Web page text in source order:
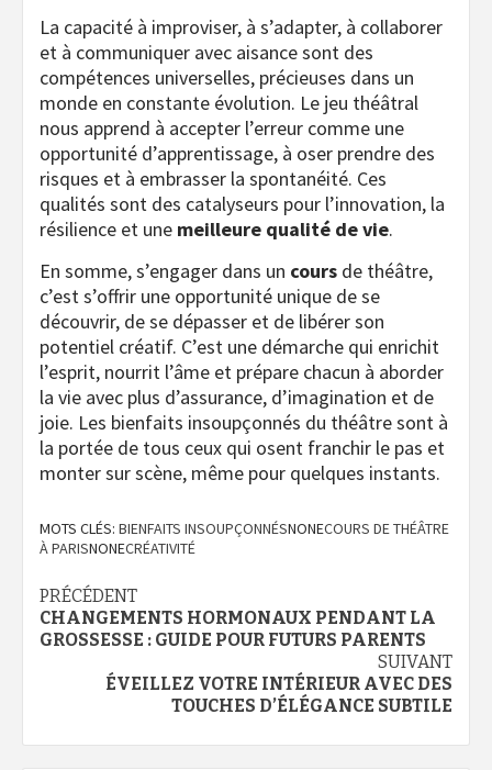
La capacité à improviser, à s’adapter, à collaborer
et à communiquer avec aisance sont des
compétences universelles, précieuses dans un
monde en constante évolution. Le jeu théâtral
nous apprend à accepter l’erreur comme une
opportunité d’apprentissage, à oser prendre des
risques et à embrasser la spontanéité. Ces
qualités sont des catalyseurs pour l’innovation, la
résilience et une meilleure qualité de vie.
En somme, s’engager dans un cours de théâtre,
c’est s’offrir une opportunité unique de se
découvrir, de se dépasser et de libérer son
potentiel créatif. C’est une démarche qui enrichit
l’esprit, nourrit l’âme et prépare chacun à aborder
la vie avec plus d’assurance, d’imagination et de
joie. Les bienfaits insoupçonnés du théâtre sont à
la portée de tous ceux qui osent franchir le pas et
monter sur scène, même pour quelques instants.
MOTS CLÉS: BIENFAITS INSOUPÇONNÉSNONECOURS DE THÉÂTRE
À PARISNONECRÉATIVITÉ
Navigation
d’article
PRÉCÉDENT
CHANGEMENTS HORMONAUX PENDANT LA
GROSSESSE : GUIDE POUR FUTURS PARENTS
SUIVANT
ÉVEILLEZ VOTRE INTÉRIEUR AVEC DES
TOUCHES D’ÉLÉGANCE SUBTILE